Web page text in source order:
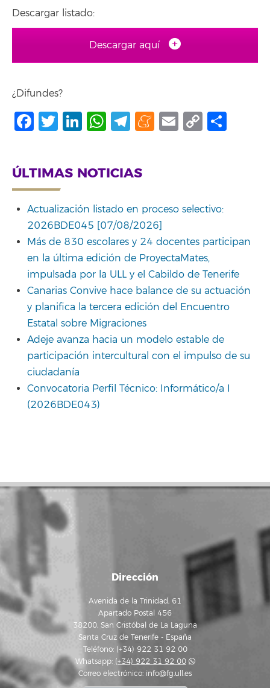
Descargar listado:
Descargar aquí
¿Difundes?
Facebook
Twitter
LinkedIn
WhatsApp
Telegram
Meneame
Email
Copy
ÚLTIMAS NOTICIAS
Actualización listado en proceso selectivo:
2026BDE045 [07/08/2026]
Más de 830 escolares y 24 docentes participan
en la última edición de ProyectaMates,
impulsada por la ULL y el Cabildo de Tenerife
Canarias Convive hace balance de su actuación
y planifica la tercera edición del Encuentro
Estatal sobre Migraciones
Adeje avanza hacia un modelo estable de
participación intercultural con el impulso de su
ciudadanía
Convocatoria Perfil Técnico: Informático/a I
(2026BDE043)
Dirección
Avenida de la Trinidad, 61
Apartado Postal 456
38200, San Cristóbal de La Laguna
Santa Cruz de Tenerife - España
Teléfono: (+34) 922 31 92 00
Whatsapp: (+34) 922 31 92 00
Correo electrónico: info@fg.ull.es